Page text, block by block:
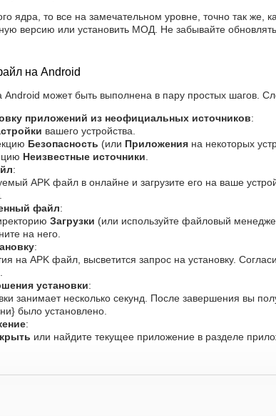
ядра, то все на замечательном уровне, точно так же,
версию или установить МОД. Не забывайте
на Android
Android может быть выполнена в пару простых шагов.
приложений из неофициальных источников:
вашего устройства.
Безопасность (или Приложения на некоторых
Неизвестные источники
:
APK файл в онлайне и загрузите его на ваше
файл:
Загрузки (или используйте файловый
на него.
:
на APK файл, высветится запрос на установку.
установки:
занимает несколько секунд. После завершения вы
было установлено.
:
или найдите текущее приложение в разделе